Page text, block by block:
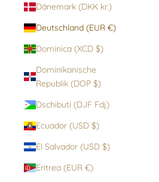
Dänemark (DKK kr.)
Deutschland (EUR €)
Dominica (XCD $)
Dominikanische
Republik (DOP $)
Dschibuti (DJF Fdj)
Ecuador (USD $)
El Salvador (USD $)
Eritrea (EUR €)